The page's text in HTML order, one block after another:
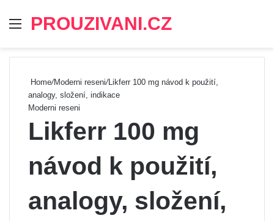
Menu
PROUZIVANI.CZ
Home/Moderni reseni/Likferr 100 mg návod k použití,
analogy, složení, indikace
Moderni reseni
Likferr 100 mg
návod k použití,
analogy, složení,